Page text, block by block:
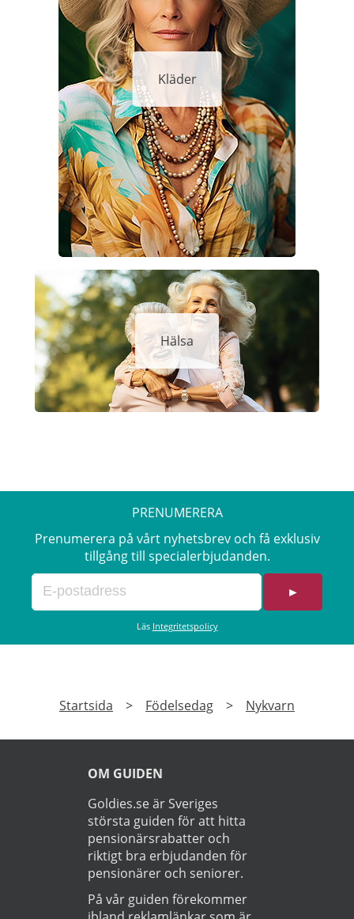
Kläder
Hälsa
PRENUMERERA
Prenumerera på vårt nyhetsbrev och få exklusiv
tillgång till specialerbjudanden.
►
Läs Integritetspolicy
Startsida > Födelsedag > Nykvarn
OM GUIDEN
Goldies.se är Sveriges
största guiden för att hitta
pensionärsrabatter och
riktigt bra erbjudanden för
pensionärer och seniorer.
På vår guiden förekommer